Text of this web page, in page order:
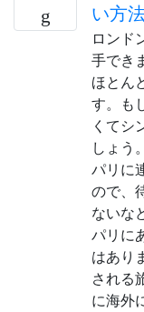
い方
ロンド
手でき
ほとん
す。も
くてシ
しょう
パリに
ので、
ないな
パリに
はあり
される
に海外